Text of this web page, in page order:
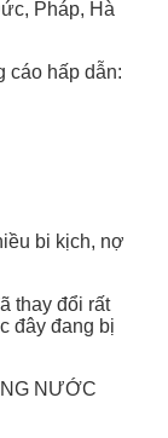
Pháp, Hà
cáo hấp dẫn:
bi kịch, nợ
thay đổi rất
đây đang bị
NƯỚC